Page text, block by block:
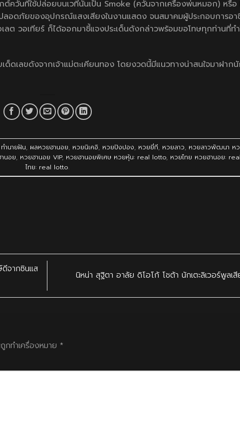
ต์ควันที่ใช้ปล่อยบนเวทีนั้นเป็น Smoke (ควันจากเครื่องพ่นหมอก) หรื
ลอดภัยของอุปกรณ์แสงเสียงในงานแสดง จนสมาคมผู้ประกอบการอา
ต วอเทียร์ ก็ได้ออกมาชี้แจงประเด็นดังกล่าวพร้อมขอโทษทุกท่านที่ทำ
เด็ดเลขดังจากเจ้าแม่ตะเคียนทอง โดยงวดนี้มีแนวทางน่าสนใจมาฝาก
ทำนายฝัน, ผลหวยฮานอย, หวยนิเคอิ, หวยปิงปอง, หวยยี่กี, หวยลาว, หวยลาวพัฒนา ห
นอย, หวยฮานอย VIP, หวยฮานอยพิเศษ หวยหุ้น: real lotto, หวยไทย หวยฮานอย:
ไทย: real lotto.
จากซินแส
นิหน่า สุฐิตา อาลัย ดิโอโก้ โชต้า นักเตะลิเวอร์พูลเ
กทำเครื่องหมาย *